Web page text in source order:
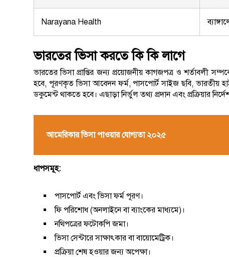
Narayana Health
ভারতের ভিসা করতে কি কি লাগে
ভারতের ভিসা প্রাপ্তির জন্য প্রয়োজনীয় কাগজপত্র ও শর্তাবলী
হবে, পূরণকৃত ভিসা আবেদন ফর্ম, পাসপোর্ট সাইজ ছবি, ভারতীয় হাই
ডকুমেন্ট থাকতে হবে। এছাড়া নির্ভুল তথ্য প্রদান এবং প্রক্রিয়ার
আমেরিকার ভিসা পাওয়ার যোগ্যতা ২০২৫
ধাপসমূহ:
পাসপোর্ট এবং ভিসা ফর্ম পূরণ।
ফি পরিশোধ (অনলাইনে বা ব্যাংকের মাধ্যমে)।
নথিপত্রের ফটোকপি জমা।
ভিসা সেন্টারে সাক্ষাৎকার বা বায়োমেট্রিক।
প্রক্রিয়া শেষ হওয়ার জন্য অপেক্ষা।